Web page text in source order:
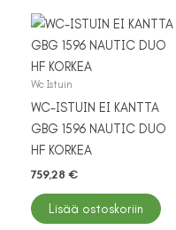
Wc Istuin
WC-ISTUIN EI KANTTA
GBG 1596 NAUTIC DUO
HF KORKEA
759,28 €
Lisää ostoskoriin